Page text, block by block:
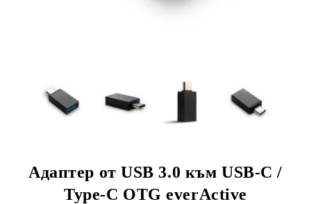
Адаптер от USB 3.0 към USB-C /
Type-C OTG everActive